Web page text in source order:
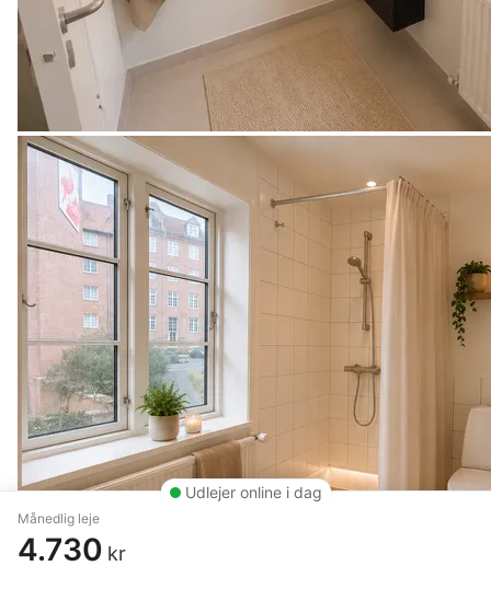
Udlejer online i dag
Månedlig leje
4.730 kr